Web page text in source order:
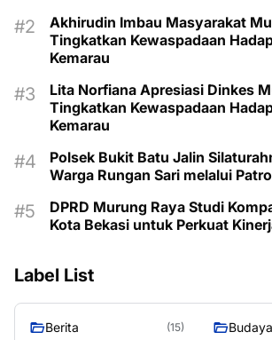
Akhirudin Imbau Masyarakat
Tingkatkan Kewaspadaan
Kemarau
Lita Norfiana Apresiasi Dinkes
Tingkatkan Kewaspadaan
Kemarau
Polsek Bukit Batu Jalin
Warga Rungan Sari melalui
DPRD Murung Raya Studi
Kota Bekasi untuk Perkuat
Label List
Berita (15) Budaya